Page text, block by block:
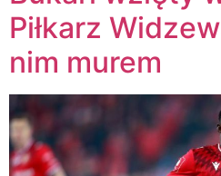
Piłkarz
nim murem